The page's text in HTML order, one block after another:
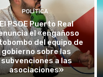
POLÍTICA
PSOE Puerto Real
el «engañoso
del equipo de
gobierno sobre las
subvenciones a las
asociaciones»